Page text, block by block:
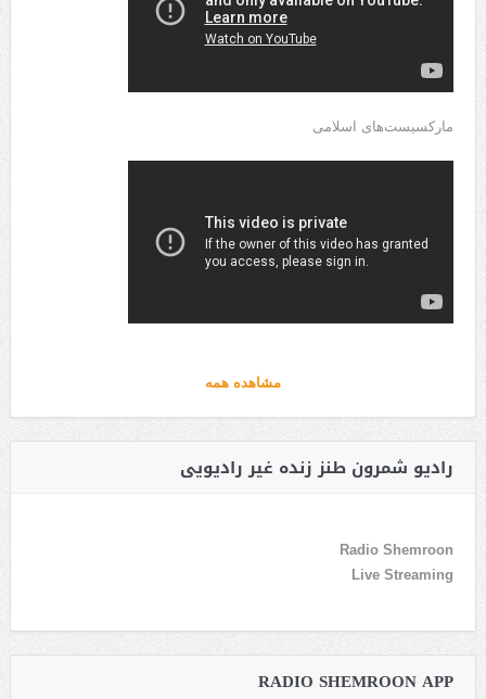
مارکسیست‌های اسلامی
مشاهده همه
رادیو شمرون طنز زنده غیر رادیویی
Radio Shemroon
Live Streaming
RADIO SHEMROON APP